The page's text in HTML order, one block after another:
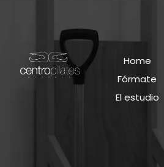
Home
Fórmate
El estudio